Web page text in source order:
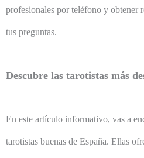
profesionales por teléfono y obtener
tus preguntas.
Descubre las tarotistas más
En este artículo informativo, vas a
tarotistas buenas de España. Ellas